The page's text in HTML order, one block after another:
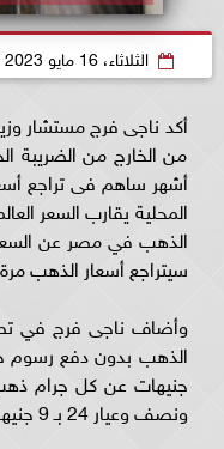
الثلاثاء، 16 مايو 2023
أكد ناجى فرج مستشار
سيتراجع أسعار الذهب
وأضاف ناجى فرج في
ونصف وعيار 24 بـ 9 جنيهات.